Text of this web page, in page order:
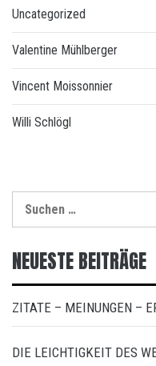
Uncategorized
Valentine Mühlberger
Vincent Moissonnier
Willi Schlögl
nach:
NEUESTE BEITRÄGE
ZITATE – MEINUNGEN –
DIE LEICHTIGKEIT DES